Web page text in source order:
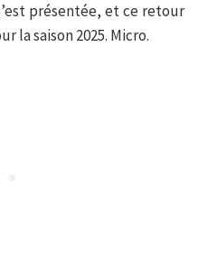
présentée, et ce retour
la saison 2025. Micro.